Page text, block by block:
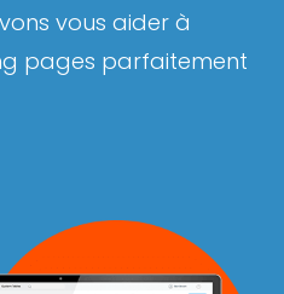
vous aider à
pages parfaitement